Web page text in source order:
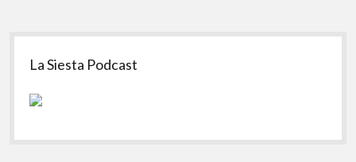
Sidebar
La Siesta Podcast